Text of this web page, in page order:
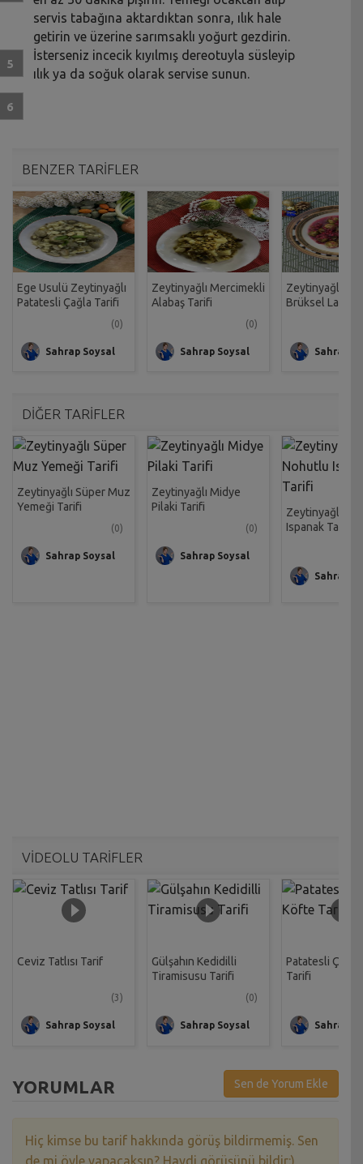
servis tabağına aktardıktan sonra, ılık hale
getirin ve üzerine sarımsaklı yoğurt gezdirin.
İsterseniz incecik kıyılmış dereotuyla süsleyip
ılık ya da soğuk olarak servise sunun.
BENZER TARİFLER
Ege Usulü Zeytinyağlı
Patatesli Çağla Tarifi
(0)
Sahrap Soysal
Zeytinyağlı Mercimekli
Alabaş Tarifi
(0)
Sahrap Soysal
Zeytinyağlı
Brüksel
Sahrap
DİĞER TARİFLER
Zeytinyağlı Süper Muz
Yemeği Tarifi
(0)
Sahrap Soysal
Zeytinyağlı Midye
Pilaki Tarifi
(0)
Sahrap Soysal
Zeytinyağlı
Ispanak Tarifi
Sahrap
VİDEOLU TARİFLER
Ceviz Tatlısı Tarif
(3)
Sahrap Soysal
Gülşahın Kedidilli
Tiramisusu Tarifi
(0)
Sahrap Soysal
Patatesli Çıtır
Tarifi
Sahrap
YORUMLAR Sen de Yorum Ekle
Hiç kimse bu tarif hakkında görüş bildirmemiş. Sen
de mi öyle yapacaksın? Haydi görüşünü bildir:)